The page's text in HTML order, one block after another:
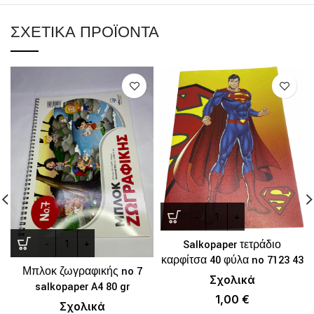
ΣΧΕΤΙΚΆ ΠΡΟΪΌΝΤΑ
Μπλοκ ζωγραφικής no 7
salkopaper A4 80 gr
Σχολικά
Salkopaper τετράδιο
καρφίτσα 40 φύλα no 7123 43
Σχολικά
1,00 €